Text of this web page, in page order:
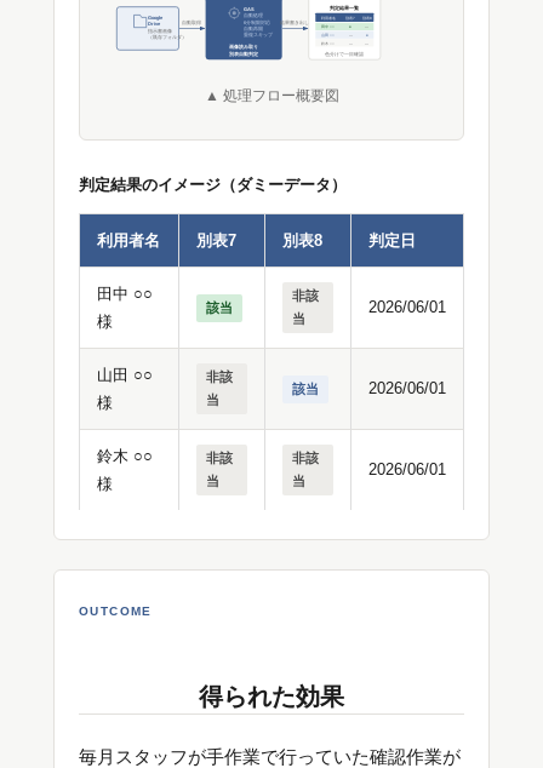
Google
Drive
指示書画像
（既存フォルダ）
自動取得
GAS
自動処理
6分制限対応
自動再開
重複スキップ
画像読み取り
別表自動判定
結果書き出し
判定結果一覧
利用者名 別表7
別表8
田中 ○○
●
—
山田 ○○
●
鈴木 ○○
色分けで一目確認
▲ 処理フロー概要図
判定結果のイメージ（ダミーデータ）
利用者名 別表7 別表8 判定日
田中 ○○
様
該当
非該
当
2026/06/01
山田 ○○
様
非該
当
該当 2026/06/01
鈴木 ○○
様
非該
当
非該
当
2026/06/01
OUTCOME
得られた効果
毎月スタッフが手作業で行っていた確認作業が